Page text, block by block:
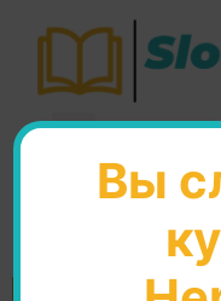
Svitlana
Вы